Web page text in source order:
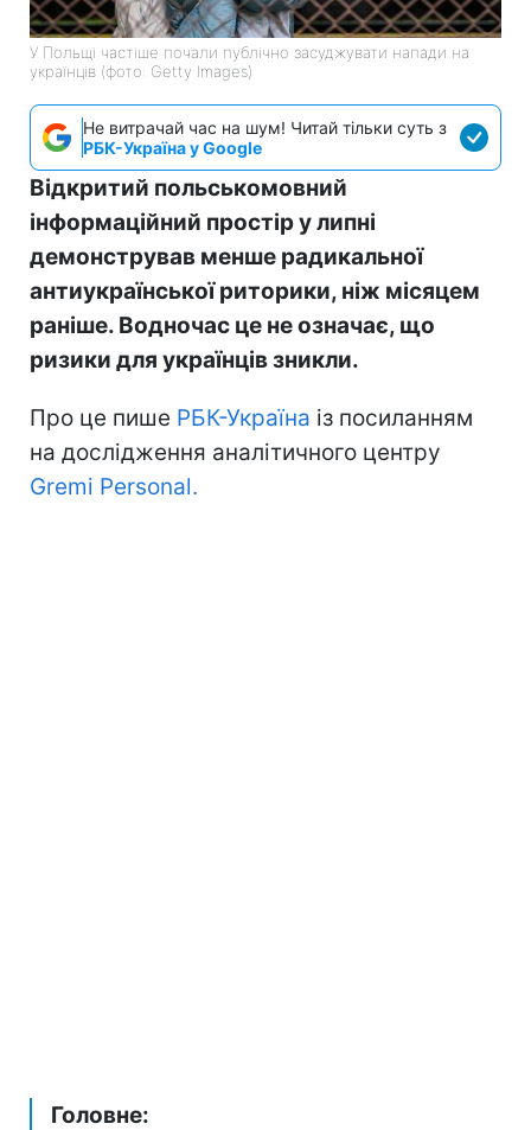
У Польщі частіше почали публічно засуджувати напади на
українців (фото: Getty Images)
Не витрачай час на шум! Читай тільки суть з
РБК-Україна у Google
Відкритий польськомовний
інформаційний простір у липні
демонстрував менше радикальної
антиукраїнської риторики, ніж місяцем
раніше. Водночас це не означає, що
ризики для українців зникли.
Про це пише РБК-Україна із посиланням
на дослідження аналітичного центру
Gremi Personal.
Головне: